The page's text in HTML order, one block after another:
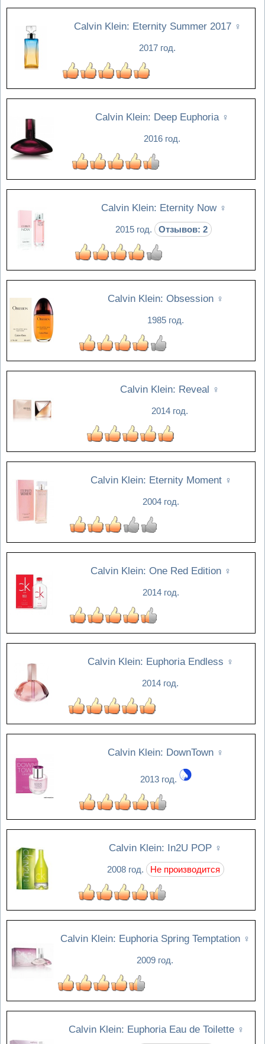
Calvin Klein: Eternity Summer 2017 ♀
2017 год.
Calvin Klein: Deep Euphoria ♀
2016 год.
Calvin Klein: Eternity Now ♀
2015 год. Отзывов: 2
Calvin Klein: Obsession ♀
1985 год.
Calvin Klein: Reveal ♀
2014 год.
Calvin Klein: Eternity Moment ♀
2004 год.
Calvin Klein: One Red Edition ♀
2014 год.
Calvin Klein: Euphoria Endless ♀
2014 год.
Calvin Klein: DownTown ♀
2013 год.
Calvin Klein: In2U POP ♀
2008 год. Не производится
Calvin Klein: Euphoria Spring Temptation ♀
2009 год.
Calvin Klein: Euphoria Eau de Toilette ♀